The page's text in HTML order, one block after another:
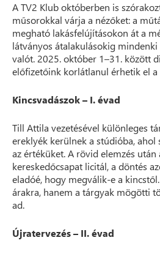
A TV2 Klub októberben is
műsorokkal várja a nézőket: a
megható lakásfelújításokon át a
látványos átalakulásokig
valót. 2025. október 1–31. között
előfizetőink korlátlanul érhetik el
Kincsvadászok – I. évad
Till Attila vezetésével különleges
ereklyék kerülnek a stúdióba, ahol
az értéküket. A rövid elemzés után
kereskedőcsapat licitál, a döntés
eladóé, hogy megválik-e a
árakra, hanem a tárgyak mögötti
ad.
Újratervezés – II. évad